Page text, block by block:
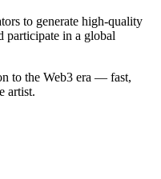
to generate high-quality
participate in a global
to the Web3 era — fast,
artist.